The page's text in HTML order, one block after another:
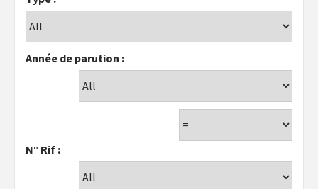
Année de parution :
N° Rif :